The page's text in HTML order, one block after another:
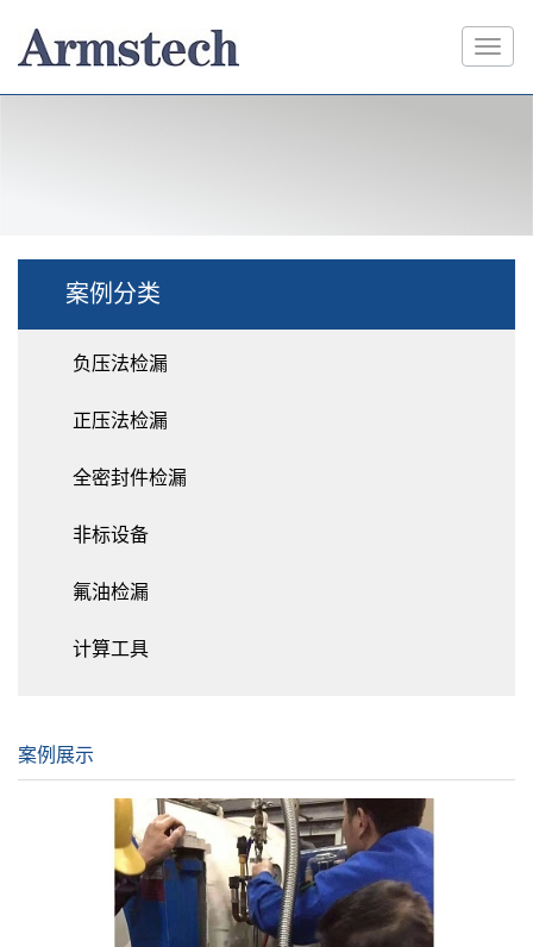
案例分类
负压法检漏
正压法检漏
全密封件检漏
非标设备
氟油检漏
计算工具
案例展示